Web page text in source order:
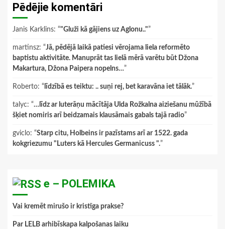
Pēdējie komentāri
Janis Karklins: “"Gluži kā gājiens uz Aglonu.."”
martinsz: “Jā, pēdējā laikā patiesi vērojama liela reformēto
baptistu aktivitāte. Manuprāt tas lielā mērā varētu būt Džona
Makartura, Džona Paipera nopelns…”
Roberto: “ līdzībā es teiktu: .. suņi rej, bet karavāna iet tālāk.”
talyc: “…līdz ar luterāņu mācītāja Ulda Rožkalna aiziešanu mūžībā
šķiet nomiris arī beidzamais klausāmais gabals tajā radio”
gviclo: “Starp citu, Holbeins ir pazīstams arī ar 1522. gada
kokgriezumu "Luters kā Hercules Germanicuss ".”
e – POLEMIKA
Vai kremēt mirušo ir kristīga prakse?
Par LELB arhibīskapa kalpošanas laiku